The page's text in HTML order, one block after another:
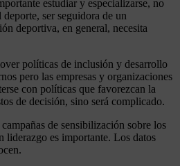
estudiar y especializarse, no
ser seguidora de un
deportiva, en general, necesita
políticas de inclusión y desarrollo
pero las empresas y organizaciones
con políticas que favorezcan la
de decisión, sino será complicado.
de sensibilización sobre los
liderazgo es importante. Los datos